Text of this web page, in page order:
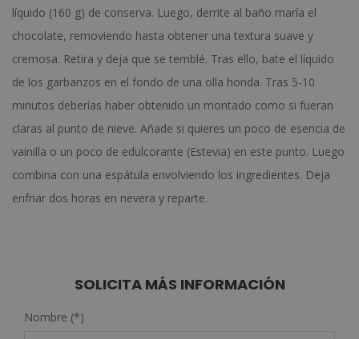
líquido (160 g) de conserva. Luego, derrite al baño maría el
chocolate, removiendo hasta obtener una textura suave y
cremosa. Retira y deja que se temblé. Tras ello, bate el líquido
de los garbanzos en el fondo de una olla honda. Tras 5-10
minutos deberías haber obtenido un montado como si fueran
claras al punto de nieve. Añade si quieres un poco de esencia de
vainilla o un poco de edulcorante (Estevia) en este punto. Luego
combina con una espátula envolviendo los ingredientes. Deja
enfriar dos horas en nevera y reparte.
SOLICITA MÁS INFORMACIÓN
Nombre (*)